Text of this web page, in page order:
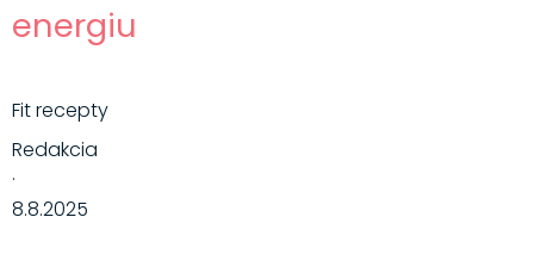
energiu
Fit recepty
Redakcia
·
8.8.2025